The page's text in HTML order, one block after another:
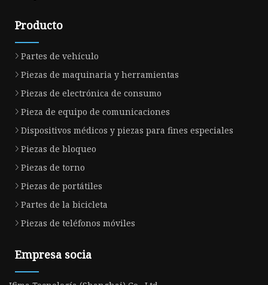
Producto
Partes de vehículo
Piezas de maquinaria y herramientas
Piezas de electrónica de consumo
Pieza de equipo de comunicaciones
Dispositivos médicos y piezas para fines especiales
Piezas de bloqueo
Piezas de torno
Piezas de portátiles
Partes de la bicicleta
Piezas de teléfonos móviles
Empresa socia